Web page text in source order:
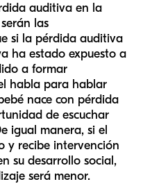
auditiva en la
las
si la pérdida auditiva
ha estado expuesto a
a formar
habla para hablar
nace con pérdida
de escuchar
igual manera, si el
y recibe intervención
su desarrollo social,
será menor.